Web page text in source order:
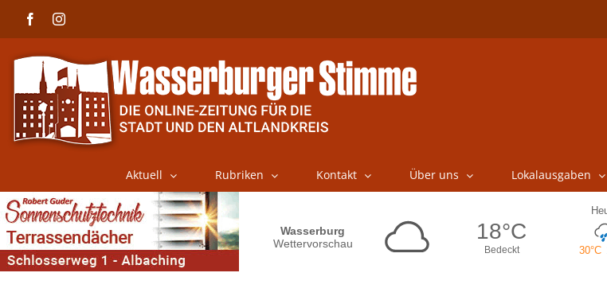
FacebookInstagram
Aktuell Rubriken Kontakt Über uns Lokalausgaben